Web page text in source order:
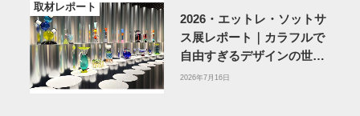
取材レポート
2026・エットレ・ソットサ
ス展レポート｜カラフルで
自由すぎるデザインの世界
を体験
2026年7月16日